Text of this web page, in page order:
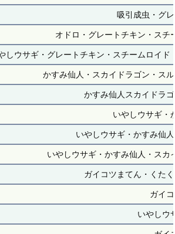
吸引成虫・グ
オドロ・グレートチキン・スチ
しウサギ・グレートチキン・スチームロイ
かすみ仙人・スカイドラゴン・ス
かすみ仙人スカイドラ
いやしウサギ・
いやしウサギ・かすみ仙
いやしウサギ・かすみ仙人・ス
ガイコツまてん・くた
ガイ
いやしウ